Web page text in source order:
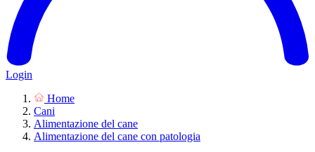
Login
Home
Cani
Alimentazione del cane
Alimentazione del cane con patologia